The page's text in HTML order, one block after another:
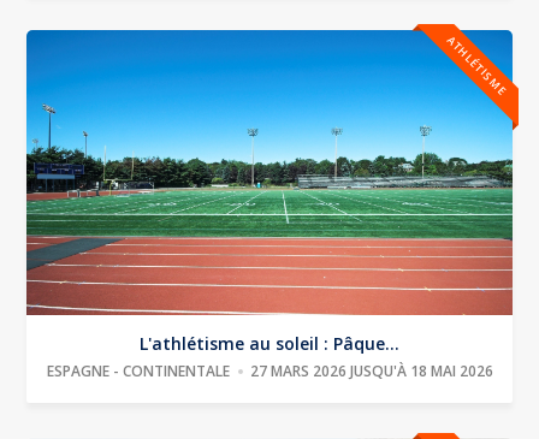
ATHLÉTISME
L'athlétisme au soleil : Pâque...
ESPAGNE - CONTINENTALE 27 MARS 2026 JUSQU'À 18 MAI 2026